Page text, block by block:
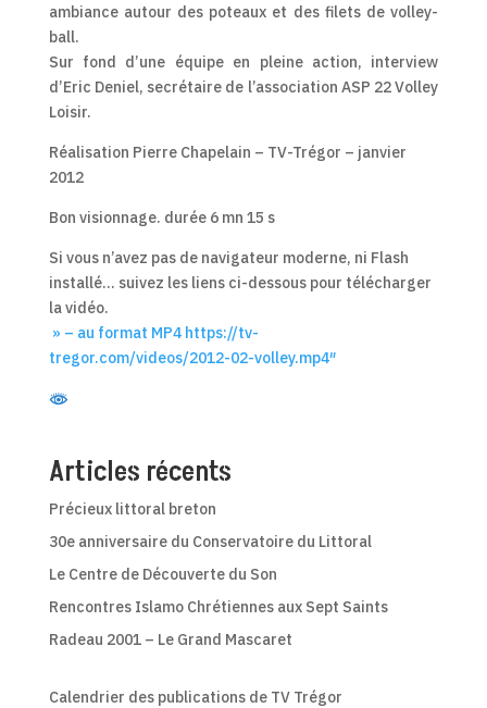
ambiance autour des poteaux et des filets de volley-
ball.
Sur fond d’une équipe en pleine action, interview
d’Eric Deniel, secrétaire de l’association ASP 22 Volley
Loisir.
Réalisation Pierre Chapelain – TV-Trégor – janvier
2012
Bon visionnage. durée 6 mn 15 s
Si vous n’avez pas de navigateur moderne, ni Flash
installé… suivez les liens ci-dessous pour télécharger
la vidéo.
» – au format MP4 https://tv-
tregor.com/videos/2012-02-volley.mp4″
Articles récents
Précieux littoral breton
30e anniversaire du Conservatoire du Littoral
Le Centre de Découverte du Son
Rencontres Islamo Chrétiennes aux Sept Saints
Radeau 2001 – Le Grand Mascaret
Calendrier des publications de TV Trégor